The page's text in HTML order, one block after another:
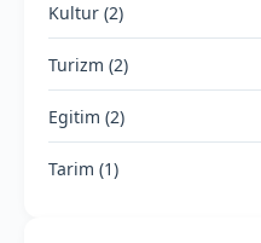
Kultur (2)
Turizm (2)
Egitim (2)
Tarim (1)